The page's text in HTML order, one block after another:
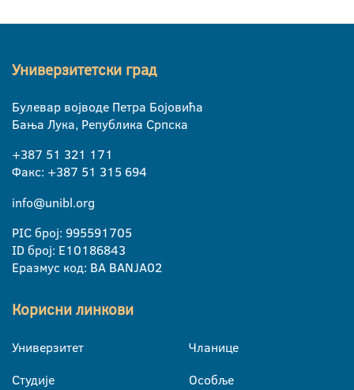
Универзитетски град
Булевар војводе Петра Бојовића
Бања Лука, Република Српска
+387 51 321 171
Факс: +387 51 315 694
info@unibl.org
PIC број: 995591705
ID број: E10186843
Еразмус код: BA BANJA02
Корисни линкови
Универзитет
Студије
Чланице
Особље